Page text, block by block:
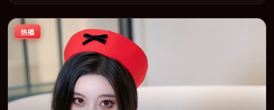
2019-01-17 在内地院线及主流平台同步亮相，2019 年度话题片中口
碑稳健，适合喜欢强情节与人物弧光的观众完整观看。
热播